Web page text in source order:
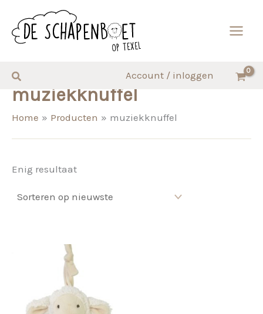
naar
Zoeken Account / inloggen
muziekknuffel
Home Producten muziekknuffel
Enig resultaat